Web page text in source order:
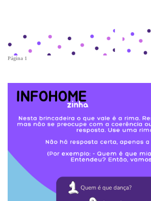
Página 1